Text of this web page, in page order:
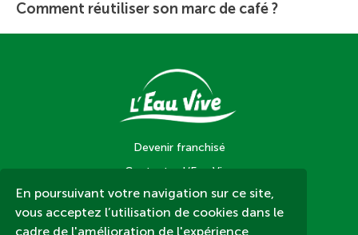
En poursuivant votre navigation sur ce site,
vous acceptez l’utilisation de cookies dans le
cadre de l'amélioration de l'expérience
Comment réutiliser son marc de café ?
Devenir franchisé
Contacter L’Eau Vive
Contacter un magasin L’Eau Vive
Nos magasins